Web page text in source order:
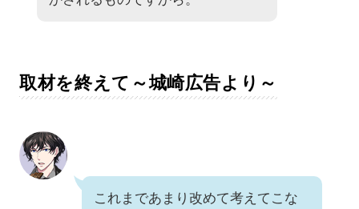
取材を終えて～城崎広告より～
これまであまり改めて考えてこな